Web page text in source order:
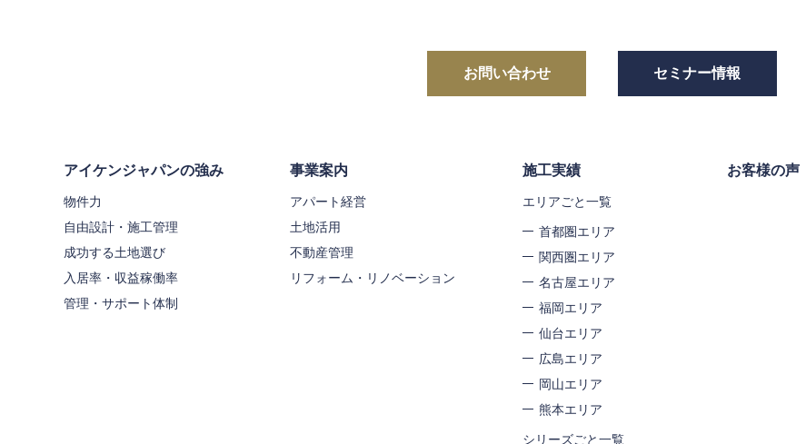
お問い合わせ セミナー情報
アイケンジャパンの強み
物件力
自由設計・施工管理
成功する土地選び
入居率・収益稼働率
管理・サポート体制
事業案内
アパート経営
土地活用
不動産管理
リフォーム・リノベーション
施工実績
エリアごと一覧
首都圏エリア
関西圏エリア
名古屋エリア
福岡エリア
仙台エリア
広島エリア
岡山エリア
熊本エリア
シリーズごと一覧
お客様の声